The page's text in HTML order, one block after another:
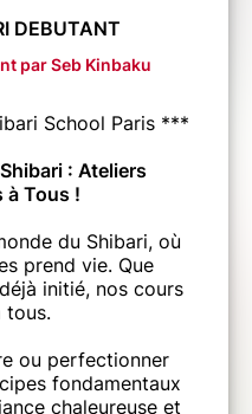
DEBUTANT
par Seb Kinbaku
School Paris ***
: Ateliers
à Tous !
du Shibari, où
prend vie. Que
initié, nos cours
tous.
ou perfectionner
fondamentaux
chaleureuse et